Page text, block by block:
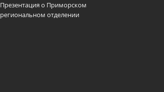
Презентация о Приморском
региональном отделении